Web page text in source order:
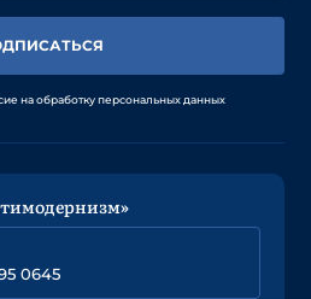
на обработку персональных данных
0645